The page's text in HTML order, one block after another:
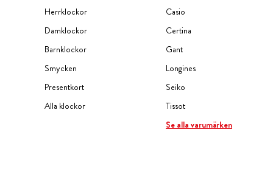
Herrklockor
Damklockor
Barnklockor
Smycken
Presentkort
Alla klockor
Casio
Certina
Gant
Longines
Seiko
Tissot
Se alla varumärken